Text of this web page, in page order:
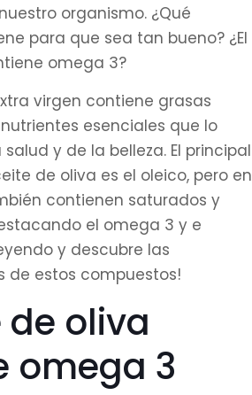
organismo. ¿Qué
para que sea tan bueno? ¿El
omega 3?
virgen contiene grasas
esenciales que lo
y de la belleza. El principal
de oliva es el oleico, pero en
contienen saturados y
el omega 3 y e
y descubre las
de estos compuestos!
de oliva
omega 3